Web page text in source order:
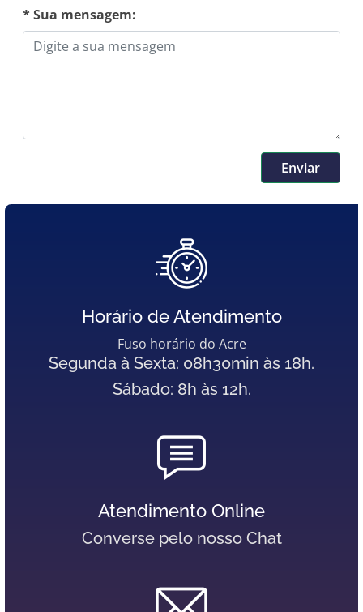
* Sua mensagem:
Enviar
Horário de Atendimento
Fuso horário do Acre
Segunda à Sexta: 08h30min às 18h.
Sábado: 8h às 12h.
Atendimento Online
Converse pelo nosso Chat